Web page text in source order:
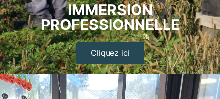
IMMERSION
PROFESSIONNELLE
Cliquez ici